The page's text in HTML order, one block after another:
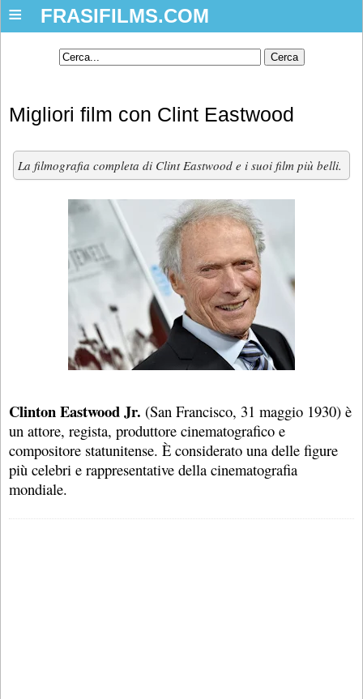
FRASIFILMS.COM
≡
Migliori film con Clint Eastwood
La filmografia completa di Clint Eastwood e i suoi film più belli.
Clinton Eastwood Jr. (San Francisco, 31 maggio 1930) è
un attore, regista, produttore cinematografico e
compositore statunitense. È considerato una delle figure
più celebri e rappresentative della cinematografia
mondiale.